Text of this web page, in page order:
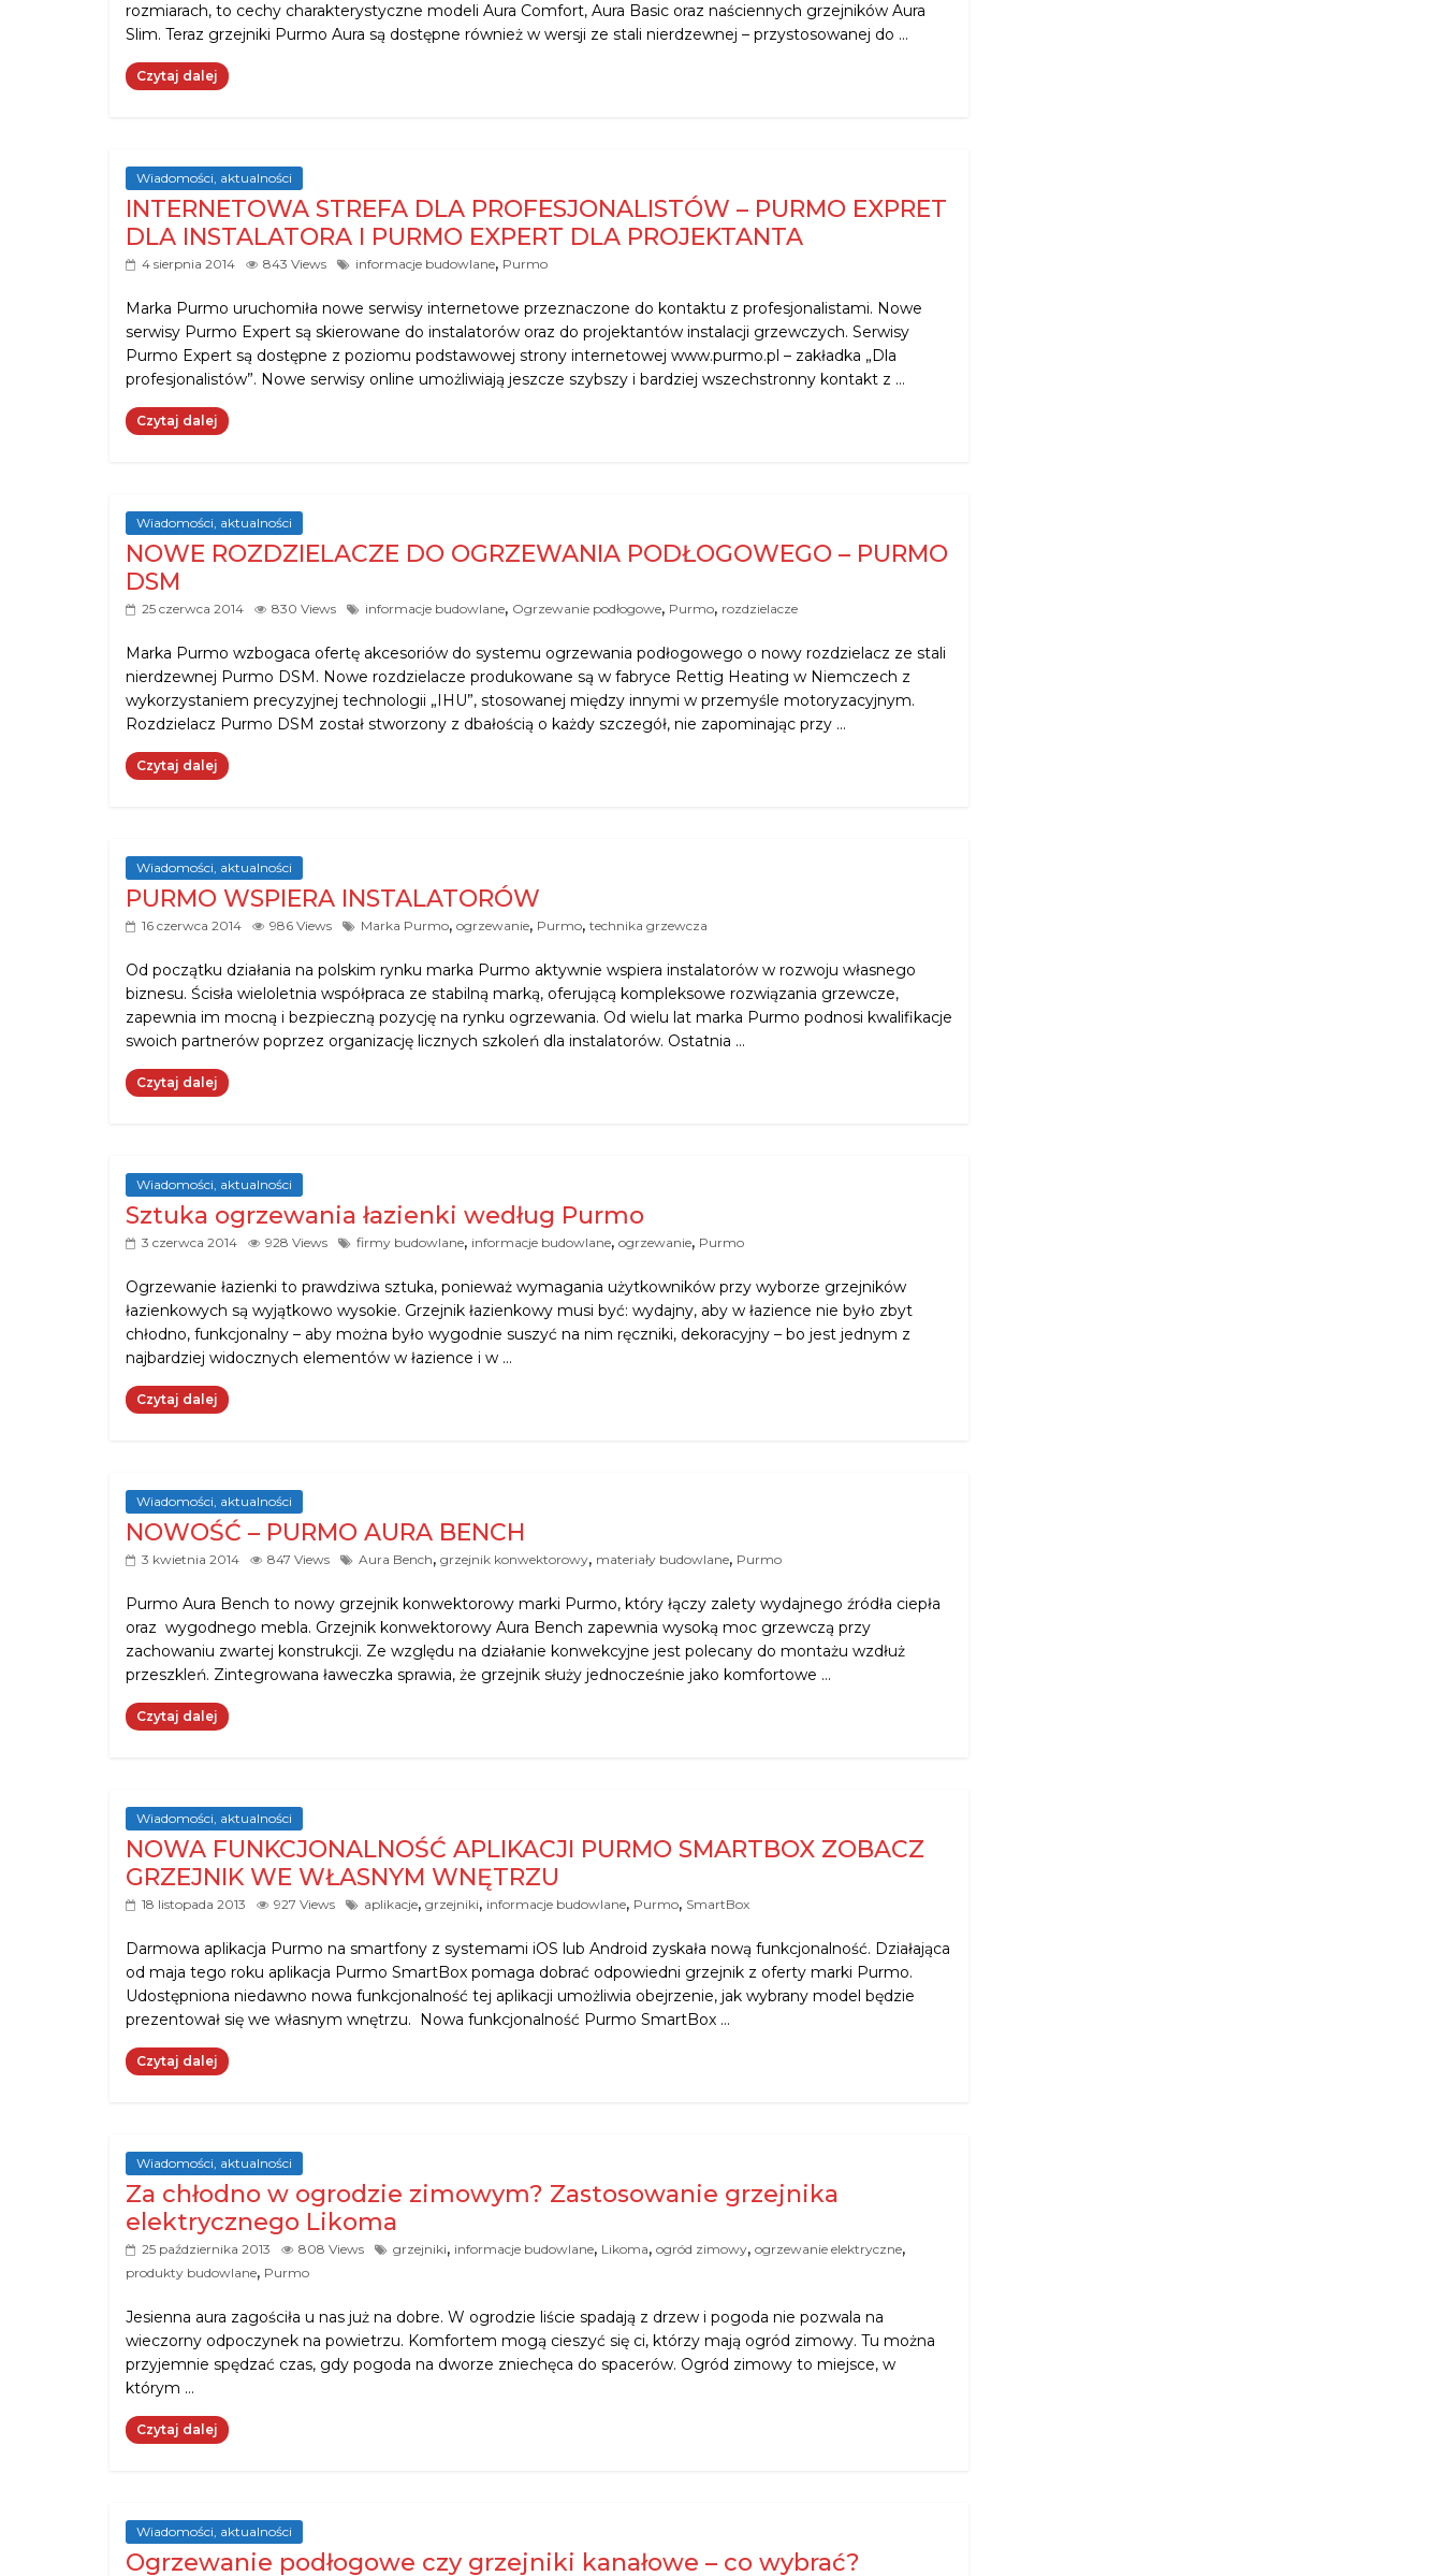
rozmiarach, to cechy charakterystyczne modeli Aura Comfort, Aura Basic oraz naściennych grzejników Aura
Slim. Teraz grzejniki Purmo Aura są dostępne również w wersji ze stali nierdzewnej – przystosowanej do …
Czytaj dalej
Wiadomości, aktualności
INTERNETOWA STREFA DLA PROFESJONALISTÓW – PURMO EXPRET
DLA INSTALATORA I PURMO EXPERT DLA PROJEKTANTA
4 sierpnia 2014 843 Views informacje budowlane, Purmo
Marka Purmo uruchomiła nowe serwisy internetowe przeznaczone do kontaktu z profesjonalistami. Nowe
serwisy Purmo Expert są skierowane do instalatorów oraz do projektantów instalacji grzewczych. Serwisy
Purmo Expert są dostępne z poziomu podstawowej strony internetowej www.purmo.pl – zakładka „Dla
profesjonalistów”. Nowe serwisy online umożliwiają jeszcze szybszy i bardziej wszechstronny kontakt z …
Czytaj dalej
Wiadomości, aktualności
NOWE ROZDZIELACZE DO OGRZEWANIA PODŁOGOWEGO – PURMO
DSM
25 czerwca 2014 830 Views informacje budowlane, Ogrzewanie podłogowe, Purmo, rozdzielacze
Marka Purmo wzbogaca ofertę akcesoriów do systemu ogrzewania podłogowego o nowy rozdzielacz ze stali
nierdzewnej Purmo DSM. Nowe rozdzielacze produkowane są w fabryce Rettig Heating w Niemczech z
wykorzystaniem precyzyjnej technologii „IHU”, stosowanej między innymi w przemyśle motoryzacyjnym.
Rozdzielacz Purmo DSM został stworzony z dbałością o każdy szczegół, nie zapominając przy …
Czytaj dalej
Wiadomości, aktualności
PURMO WSPIERA INSTALATORÓW
16 czerwca 2014 986 Views Marka Purmo, ogrzewanie, Purmo, technika grzewcza
Od początku działania na polskim rynku marka Purmo aktywnie wspiera instalatorów w rozwoju własnego
biznesu. Ścisła wieloletnia współpraca ze stabilną marką, oferującą kompleksowe rozwiązania grzewcze,
zapewnia im mocną i bezpieczną pozycję na rynku ogrzewania. Od wielu lat marka Purmo podnosi kwalifikacje
swoich partnerów poprzez organizację licznych szkoleń dla instalatorów. Ostatnia …
Czytaj dalej
Wiadomości, aktualności
Sztuka ogrzewania łazienki według Purmo
3 czerwca 2014 928 Views firmy budowlane, informacje budowlane, ogrzewanie, Purmo
Ogrzewanie łazienki to prawdziwa sztuka, ponieważ wymagania użytkowników przy wyborze grzejników
łazienkowych są wyjątkowo wysokie. Grzejnik łazienkowy musi być: wydajny, aby w łazience nie było zbyt
chłodno, funkcjonalny – aby można było wygodnie suszyć na nim ręczniki, dekoracyjny – bo jest jednym z
najbardziej widocznych elementów w łazience i w …
Czytaj dalej
Wiadomości, aktualności
NOWOŚĆ – PURMO AURA BENCH
3 kwietnia 2014 847 Views Aura Bench, grzejnik konwektorowy, materiały budowlane, Purmo
Purmo Aura Bench to nowy grzejnik konwektorowy marki Purmo, który łączy zalety wydajnego źródła ciepła
oraz wygodnego mebla. Grzejnik konwektorowy Aura Bench zapewnia wysoką moc grzewczą przy
zachowaniu zwartej konstrukcji. Ze względu na działanie konwekcyjne jest polecany do montażu wzdłuż
przeszkleń. Zintegrowana ławeczka sprawia, że grzejnik służy jednocześnie jako komfortowe …
Czytaj dalej
Wiadomości, aktualności
NOWA FUNKCJONALNOŚĆ APLIKACJI PURMO SMARTBOX ZOBACZ
GRZEJNIK WE WŁASNYM WNĘTRZU
18 listopada 2013 927 Views aplikacje, grzejniki, informacje budowlane, Purmo, SmartBox
Darmowa aplikacja Purmo na smartfony z systemami iOS lub Android zyskała nową funkcjonalność. Działająca
od maja tego roku aplikacja Purmo SmartBox pomaga dobrać odpowiedni grzejnik z oferty marki Purmo.
Udostępniona niedawno nowa funkcjonalność tej aplikacji umożliwia obejrzenie, jak wybrany model będzie
prezentował się we własnym wnętrzu. Nowa funkcjonalność Purmo SmartBox …
Czytaj dalej
Wiadomości, aktualności
Za chłodno w ogrodzie zimowym? Zastosowanie grzejnika
elektrycznego Likoma
25 października 2013 808 Views grzejniki, informacje budowlane, Likoma, ogród zimowy, ogrzewanie elektryczne,
produkty budowlane, Purmo
Jesienna aura zagościła u nas już na dobre. W ogrodzie liście spadają z drzew i pogoda nie pozwala na
wieczorny odpoczynek na powietrzu. Komfortem mogą cieszyć się ci, którzy mają ogród zimowy. Tu można
przyjemnie spędzać czas, gdy pogoda na dworze zniechęca do spacerów. Ogród zimowy to miejsce, w
którym …
Czytaj dalej
Wiadomości, aktualności
Ogrzewanie podłogowe czy grzejniki kanałowe – co wybrać?